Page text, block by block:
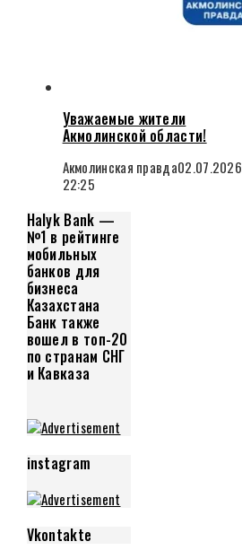
Уважаемые жители
Акмолинской области!
Акмолинская правда02.07.2026
22:25
Halyk Bank —
№1 в рейтинге
мобильных
банков для
бизнеса
Казахстана
Банк также
вошел в топ-20
по странам СНГ
и Кавказа
instagram
Vkontakte